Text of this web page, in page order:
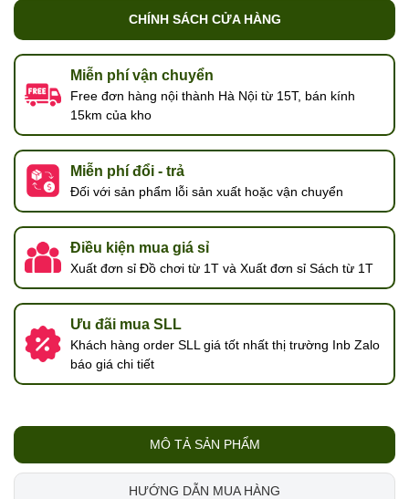
CHÍNH SÁCH CỬA HÀNG
Miễn phí vận chuyển
Free đơn hàng nội thành Hà Nội từ 15T, bán kính
15km của kho
Miễn phí đổi - trả
Đối với sản phẩm lỗi sản xuất hoặc vận chuyển
Điều kiện mua giá sỉ
Xuất đơn sỉ Đồ chơi từ 1T và Xuất đơn sỉ Sách từ 1T
Ưu đãi mua SLL
Khách hàng order SLL giá tốt nhất thị trường Inb Zalo
báo giá chi tiết
MÔ TẢ SẢN PHẨM
HƯỚNG DẪN MUA HÀNG